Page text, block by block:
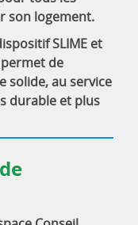
son logement.
SLIME et
de
solide, au service
durable et plus